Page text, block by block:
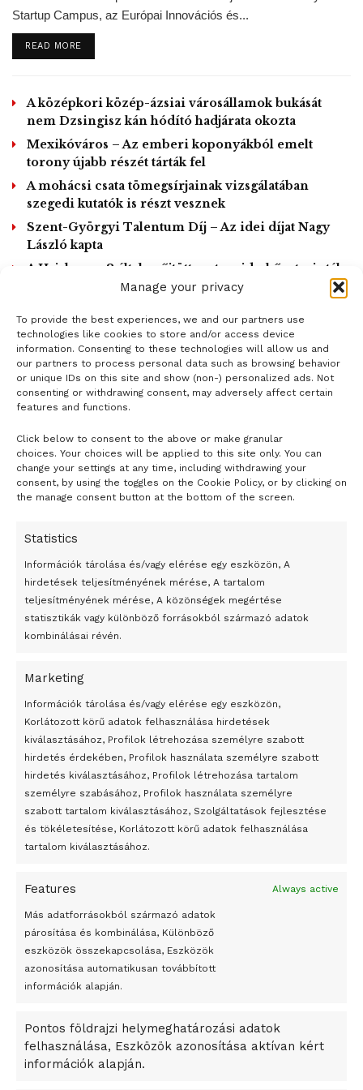
Manage your privacy
To provide the best experiences, we and our partners use
technologies like cookies to store and/or access device
information. Consenting to these technologies will allow us and
our partners to process personal data such as browsing behavior
or unique IDs on this site and show (non-) personalized ads. Not
consenting or withdrawing consent, may adversely affect certain
features and functions.
Click below to consent to the above or make granular
choices. Your choices will be applied to this site only. You can
change your settings at any time, including withdrawing your
consent, by using the toggles on the Cookie Policy, or by clicking on
the manage consent button at the bottom of the screen.
Statistics
Információk tárolása és/vagy elérése egy eszközön, A
hirdetések teljesítményének mérése, A tartalom
teljesítményének mérése, A közönségek megértése
statisztikák vagy különböző forrásokból származó adatok
kombinálásai révén.
Marketing
Információk tárolása és/vagy elérése egy eszközön,
Korlátozott körű adatok felhasználása hirdetések
kiválasztásához, Profilok létrehozása személyre szabott
hirdetés érdekében, Profilok használata személyre szabott
hirdetés kiválasztásához, Profilok létrehozása tartalom
személyre szabásához, Profilok használata személyre
szabott tartalom kiválasztásához, Szolgáltatások fejlesztése
és tökéletesítése, Korlátozott körű adatok felhasználása
tartalom kiválasztásához.
Features Always active
Más adatforrásokból származó adatok
párosítása és kombinálása, Különböző
eszközök összekapcsolása, Eszközök
azonosítása automatikusan továbbított
információk alapján.
Pontos földrajzi helymeghatározási adatok
felhasználása, Eszközök azonosítása aktívan kért
információk alapján.
„Még mindig nagyon keveset tudunk a legtöbb állatról arra
vonatkozóan, hogyan táplálkoznak, ezért nehéz kitalálni,
mennyi műanyagot ehetnek meg” – fogalmazott Ifan Jams
kutató.
A projektet vezető Isabelle Durance elmondta:
„mindannyian láttunk már lesújtó, gyakran szívet tépő
de az állatok és a műanyag közti interakciók nagyon
sokszor szemtanú nélkül maradnak. Ez a tanulmány ezt a
sok láthatatlan esetet segít kissé vizualizálni”.
Hozzátette: miközben egyre többet tudni arról, hogy a világ
koncentrációja, csak az ehhez hasonló munkák révén
derül ki, mely állatok számára jelent nagy veszélyt ezek
lenyelése.
műanyag kerül be a globális élelmiszerhálózatokba vagy
MTI – Fotó / msn.com és az economist.com
Startup Campus, az Európai Innovációs és...
READ MOREDETAILS
A középkori közép-ázsiai városállamok bukását
nem Dzsingisz kán hódító hadjárata okozta
Mexikóváros – Az emberi koponyákból emelt
torony újabb részét tárták fel
A mohácsi csata tömegsírjainak vizsgálatában
szegedi kutatók is részt vesznek
Szent-Györgyi Talentum Díj – Az idei díjat Nagy
László kapta
A Hajabusza-2 által gyűjtött aszteroida-kőzetminták
„tökéletes állapotban” érkeztek meg
LOAD MORE
- H I R D E T É S -
Átmenetileg szünetelnek az összecsapások Bahmutnál
Egy vagyonért adták el Banksy művét miután elégették.
Az 1950-ben elhunyt alkotók művei szabadon
felhasználhatóvá válnak
Megváltoztatják a montenegrói egyházügyi törvény
Peking – A visegrádi országok zsidó kulturális örökségét
bemutató fotókiállítás nyílt
Megveszi az osztrák Wienerberger az amerikai Meridian
Bricket
A Startup Campus egyetemi programjainak legjobbjai az
A Ringo Starr új albummal jelentkezik
A Vajdasági Magyar Szövetség államtitkárait kinevezték